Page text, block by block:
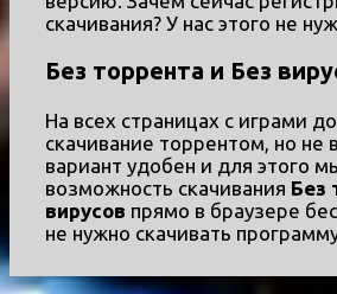
скачивания? У нас этого не
Без торрента и Без
На всех страницах с играми
скачивание торрентом, но не
вариант удобен и для этого
возможность скачивания Без
вирусов прямо в браузере
не нужно скачивать